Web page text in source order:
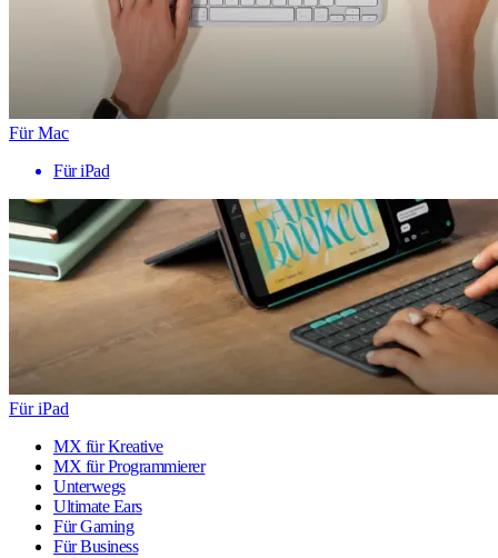
Für Mac
Für iPad
Für iPad
MX für Kreative
MX für Programmierer
Unterwegs
Ultimate Ears
Für Gaming
Für Business